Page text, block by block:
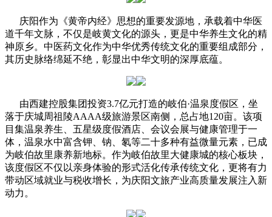
庆阳作为《黄帝内经》思想的重要发源地，承载着中华医
道千年文脉，不仅是岐黄文化的源头，更是中华养生文化的精
神原乡。中医药文化作为中华优秀传统文化的重要组成部分，
其历史脉络绵延不绝，彰显出中华文明的深厚底蕴。
由西建控股集团投资3.7亿元打造的岐伯·温泉度假区，坐
落于庆城周祖陵AAAA级旅游景区南侧，总占地120亩。该项
目集温泉养生、五星级度假酒店、会议会展与健康管理于一
体，温泉水中富含钾、钠、氡等二十多种有益微量元素，已成
为岐伯故里康养新地标。作为岐伯故里大健康城的核心板块，
该度假区不仅以亲身体验的形式活化传承传统文化，更将有力
带动区域就业与税收增长，为庆阳文旅产业高质量发展注入新
动力。